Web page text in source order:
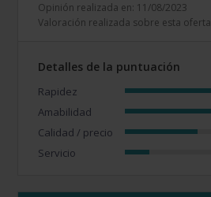
Opinión realizada en: 11/08/2023
Valoración realizada sobre esta oferta
Detalles de la puntuación
Rapidez
Amabilidad
Calidad / precio
Servicio